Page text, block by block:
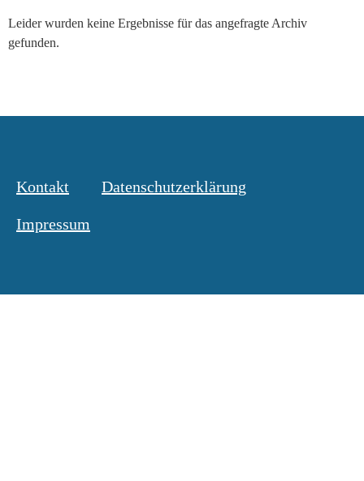
Leider wurden keine Ergebnisse für das angefragte Archiv
gefunden.
Kontakt Datenschutzerklärung
Impressum